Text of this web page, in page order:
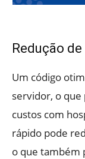
Redução
Um código
servidor, o
custos com
rápido pode
o que também